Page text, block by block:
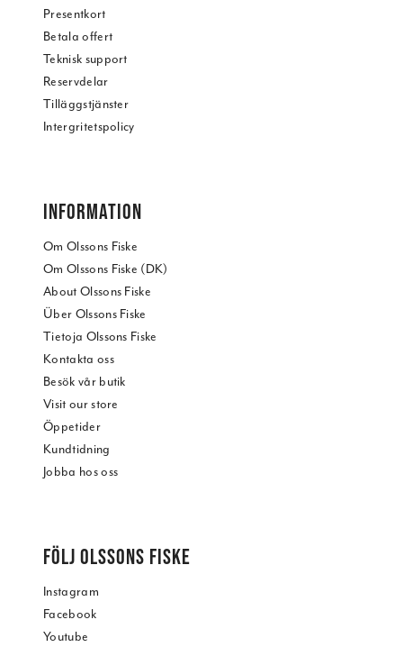
Presentkort
Betala offert
Teknisk support
Reservdelar
Tilläggstjänster
Intergritetspolicy
INFORMATION
Om Olssons Fiske
Om Olssons Fiske (DK)
About Olssons Fiske
Über Olssons Fiske
Tietoja Olssons Fiske
Kontakta oss
Besök vår butik
Visit our store
Öppetider
Kundtidning
Jobba hos oss
FÖLJ OLSSONS FISKE
Instagram
Facebook
Youtube